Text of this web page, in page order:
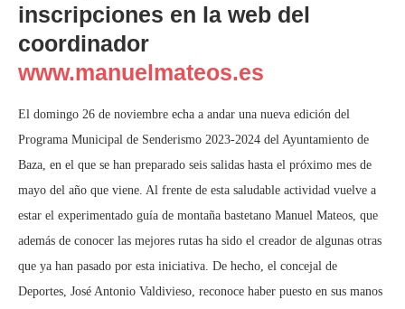
inscripciones en la web del
coordinador
www.manuelmateos.es
El domingo 26 de noviembre echa a andar una nueva edición del
Programa Municipal de Senderismo 2023-2024 del Ayuntamiento de
Baza, en el que se han preparado seis salidas hasta el próximo mes de
mayo del año que viene. Al frente de esta saludable actividad vuelve a
estar el experimentado guía de montaña bastetano Manuel Mateos, que
además de conocer las mejores rutas ha sido el creador de algunas otras
que ya han pasado por esta iniciativa. De hecho, el concejal de
Deportes, José Antonio Valdivieso, reconoce haber puesto en sus manos